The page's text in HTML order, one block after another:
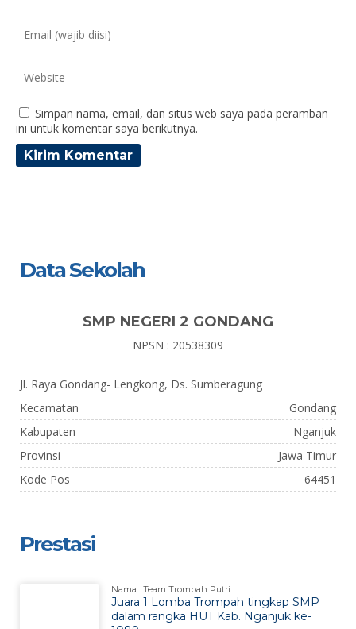
Simpan nama, email, dan situs web saya pada peramban
ini untuk komentar saya berikutnya.
Data Sekolah
SMP NEGERI 2 GONDANG
NPSN : 20538309
Jl. Raya Gondang- Lengkong, Ds. Sumberagung
Kecamatan
Gondang
Kabupaten
Nganjuk
Provinsi
Jawa Timur
Kode Pos
64451
Prestasi
Nama : Team Trompah Putri
Juara 1 Lomba Trompah tingkap SMP
dalam rangka HUT Kab. Nganjuk ke-